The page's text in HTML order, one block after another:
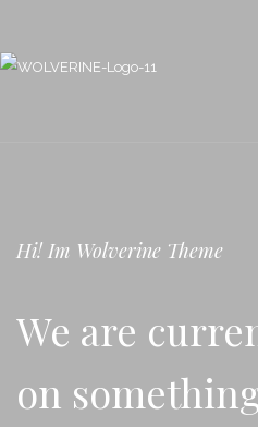
Hi! Im Wolverine Theme
We are
on